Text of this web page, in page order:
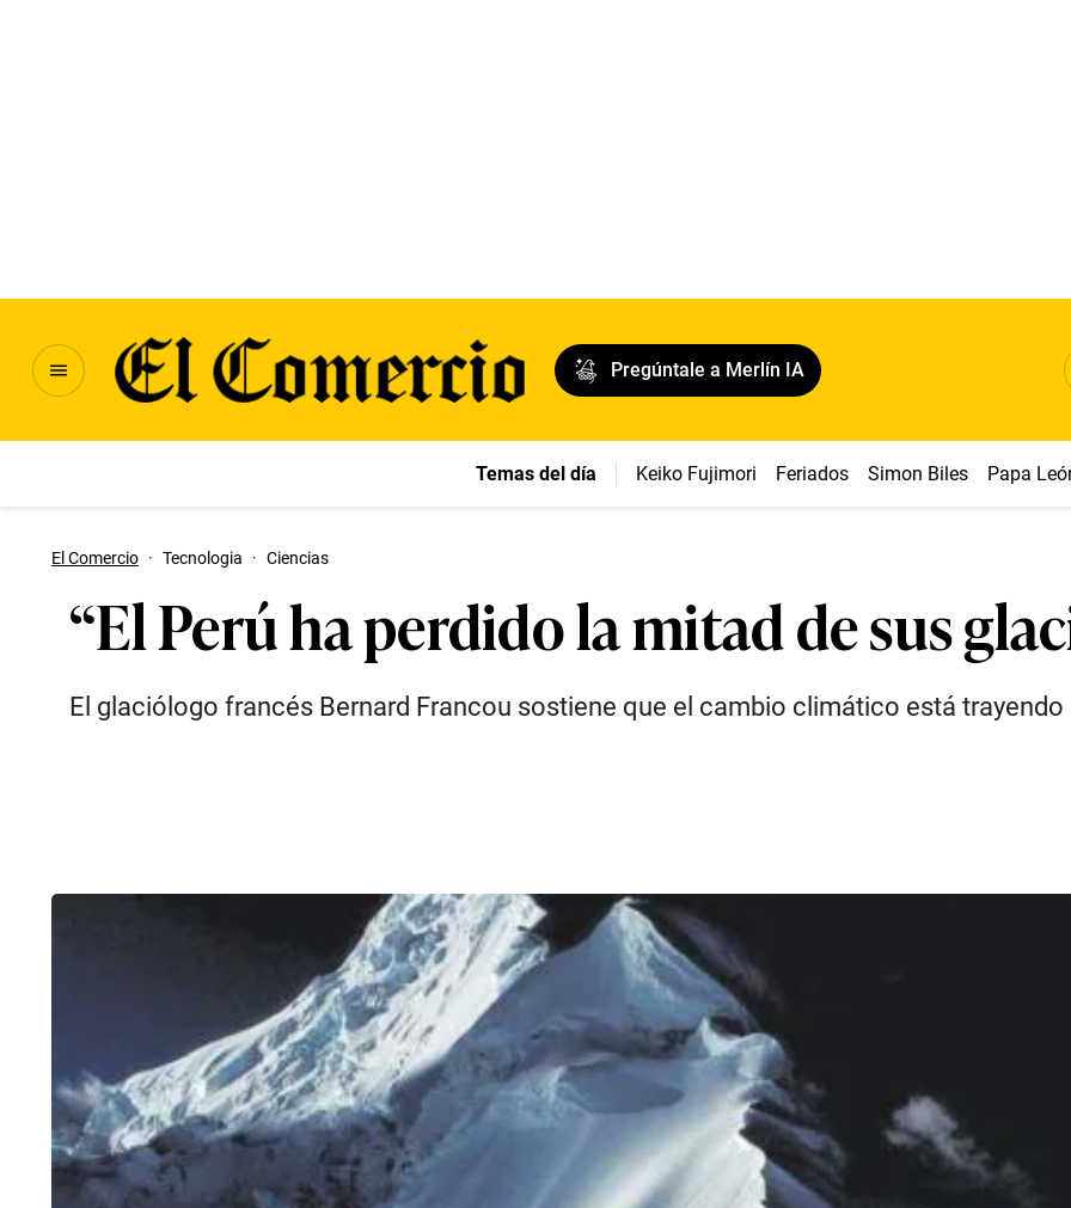
Pregúntale a Merlín IA
Temas del día Keiko Fujimori Feriados Simon Biles Papa
El Comercio · Tecnologia · Ciencias
“El Perú ha perdido la mitad de sus
El glaciólogo francés Bernard Francou sostiene que el cambio climático está